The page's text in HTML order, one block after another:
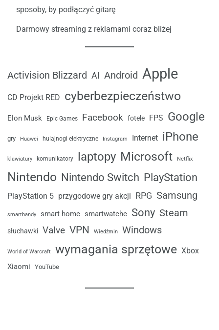
sposoby, by podłączyć gitarę
Darmowy streaming z reklamami coraz bliżej
Activision Blizzard AI Android Apple
CD Projekt RED cyberbezpieczeństwo
Elon Musk Epic Games Facebook fotele FPS Google
gry Huawei hulajnogi elektryczne Instagram Internet iPhone
klawiatury komunikatory laptopy Microsoft Netflix
Nintendo Nintendo Switch PlayStation
PlayStation 5 przygodowe gry akcji RPG Samsung
smartbandy smart home smartwatche Sony Steam
słuchawki Valve VPN Wiedźmin Windows
World of Warcraft wymagania sprzętowe Xbox
Xiaomi YouTube